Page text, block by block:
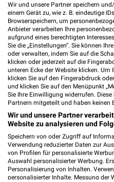
NKD Prospekt für
03.08.
Herbstliche Deko-Woche
Gültig von 03. Aug. bis 01.
📅 Kalendereintrag erstellen
MEHR
Wir und unsere Partner speichern
einem Gerät zu, wie z. B. eindeutige
Browserspeichern, um
Anbieter verarbeiten Ihre
aufgrund eines berechtigten
Sie die „Einstellungen“. Sie können
oder verwalten, indem Sie auf die
klicken oder jederzeit auf die
unteren Ecke der Website klicken.
klicken Sie auf den Fingerabdruck
und klicken Sie auf den Menüpunkt
Sie Ihre Einwilligung widerrufen.
Partnern mitgeteilt und haben keinen
Wir und unsere Partner
Website zu analysieren und
Speichern von oder Zugriff auf
Verwendung reduzierter Daten zur
von Profilen für personalisierte
Auswahl personalisierter Werbung.
Personalisierung von Inhalten.
personalisierter Inhalte. Messung der